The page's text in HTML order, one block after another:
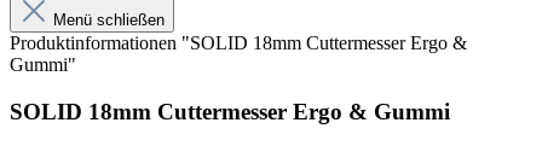
Klingenführung aus rostfreiem Stahl
Extrem scharfe Black Tiger Klinge
Menü schließen
Produktinformationen "SOLID 18mm Cuttermesser Ergo &
Gummi"
SOLID 18mm Cuttermesser Ergo & Gummi